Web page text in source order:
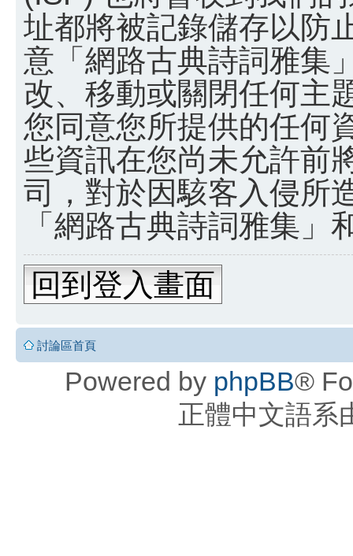
址都將被記錄儲存以防
意「網路古典詩詞雅集
改、移動或關閉任何主
您同意您所提供的任何
些資訊在您尚未允許前
司，對於因駭客入侵所
「網路古典詩詞雅集
回到登入畫面
討論區首頁
Powered by phpBB®
正體中文語系